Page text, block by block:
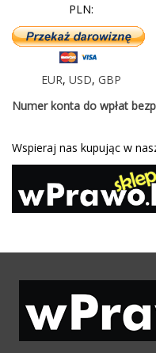
PLN:
EUR, USD, GBP
Numer konta do wpłat
Wspieraj nas kupując w